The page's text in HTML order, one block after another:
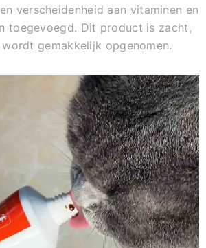
verscheidenheid aan vitaminen en
toegevoegd. Dit product is zacht,
gemakkelijk opgenomen.